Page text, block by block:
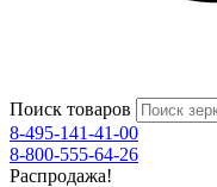
Поиск товаров
8-495-141-41-00
8-800-555-64-26
Распродажа!